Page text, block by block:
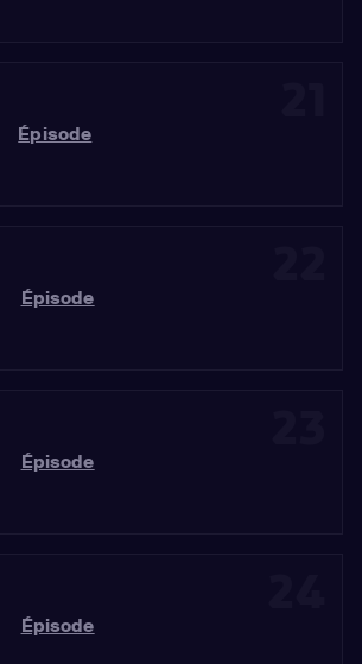
Épisode
Épisode
Épisode
Épisode